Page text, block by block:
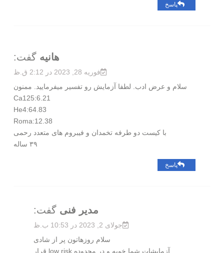
پاسخ
هانیه گفت:
فوریه 28, 2023 در 2:12 ق.ظ
سلام و عرض ادب. لطفا آزمایش رو تفسیر میفرمایید. ممنون
Ca125:6.21
He4:64.83
Roma:12.38
با کیست دو طرفه تخمدان و فیبروم های متعدد رحمی
۳۹ ساله
پاسخ
مدیر فنی گفت:
جولای 2, 2023 در 10:53 ب.ظ
سلام روزهاتون پر از شادی
آزمایشات شما خوبه و در محدوده low risk قرار